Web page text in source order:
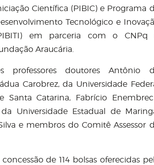
Científica (PIBIC) e Programa
Tecnológico e
em parceria com o CNPq
Araucária.
professores doutores Antônio
Carobrez, da Universidade
Santa Catarina, Fabrício
Universidade Estadual de
e membros do Comitê Assessor
de 114 bolsas oferecidas